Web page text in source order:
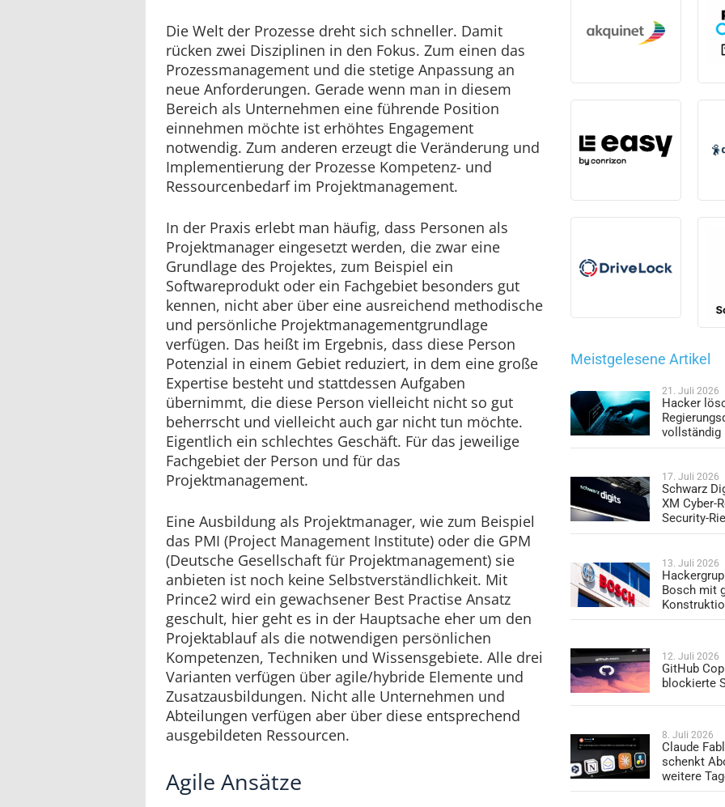
Die Welt der Prozesse dreht sich schneller. Damit
rücken zwei Disziplinen in den Fokus. Zum einen das
Prozessmanagement und die stetige Anpassung an
neue Anforderungen. Gerade wenn man in diesem
Bereich als Unternehmen eine führende Position
einnehmen möchte ist erhöhtes Engagement
notwendig. Zum anderen erzeugt die Veränderung und
Implementierung der Prozesse Kompetenz- und
Ressourcenbedarf im Projektmanagement.
In der Praxis erlebt man häufig, dass Personen als
Projektmanager eingesetzt werden, die zwar eine
Grundlage des Projektes, zum Beispiel ein
Softwareprodukt oder ein Fachgebiet besonders gut
kennen, nicht aber über eine ausreichend methodische
und persönliche Projektmanagementgrundlage
verfügen. Das heißt im Ergebnis, dass diese Person
Potenzial in einem Gebiet reduziert, in dem eine große
Expertise besteht und stattdessen Aufgaben
übernimmt, die diese Person vielleicht nicht so gut
beherrscht und vielleicht auch gar nicht tun möchte.
Eigentlich ein schlechtes Geschäft. Für das jeweilige
Fachgebiet der Person und für das
Projektmanagement.
Eine Ausbildung als Projektmanager, wie zum Beispiel
das PMI (Project Management Institute) oder die GPM
(Deutsche Gesellschaft für Projektmanagement) sie
anbieten ist noch keine Selbstverständlichkeit. Mit
Prince2 wird ein gewachsener Best Practise Ansatz
geschult, hier geht es in der Hauptsache eher um den
Projektablauf als die notwendigen persönlichen
Kompetenzen, Techniken und Wissensgebiete. Alle drei
Varianten verfügen über agile/hybride Elemente und
Zusatzausbildungen. Nicht alle Unternehmen und
Abteilungen verfügen aber über diese entsprechend
ausgebildeten Ressourcen.
Agile Ansätze
Meistgelesene Artikel
21. Juli 2026
Hacker
vollständig
17. Juli 2026
Schwarz
XM Cyber-
Security-
13. Juli 2026
Bosch mit
12. Juli 2026
GitHub
blockierte
8. Juli 2026
Claude
schenkt
weitere